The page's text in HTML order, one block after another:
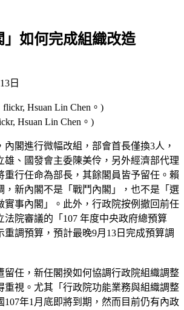
」如何完成組織改造
日
Hsuan Lin Chen。)
內閣進行微幅改組，部會首長僅換3人，
雄、國發會主委陳美伶，另外經濟部代理
重行任命為部長，其餘閣員皆予留任。賴
，新內閣不是「戰鬥內閣」，也不是「選
實事內閣」。此外，行政院按例撤回前任
法院審議的「107 年度中央政府總預算
重調預算，預計最晚9月13日完成預算調
留任，新任閣揆如何協調行政院組織調整
重視。尤其「行政院功能業務與組織調整
107年1月底即將到期，然而目前仍有內政